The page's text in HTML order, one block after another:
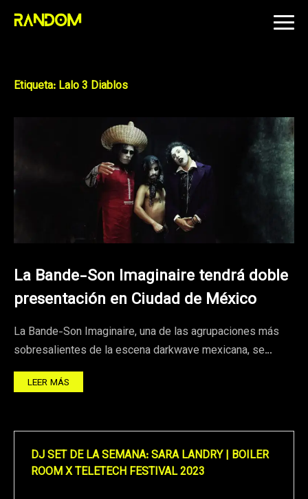
Skip
Etiqueta: Lalo 3 Diablos
La Bande-Son Imaginaire tendrá doble
presentación en Ciudad de México
La Bande-Son Imaginaire, una de las agrupaciones más
sobresalientes de la escena darkwave mexicana, se…
LEER MÁS
DJ SET DE LA SEMANA: SARA LANDRY | BOILER
ROOM X TELETECH FESTIVAL 2023